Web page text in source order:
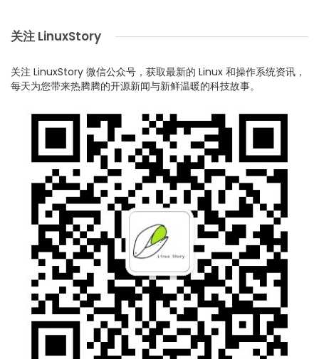
关注 LinuxStory
关注 LinuxStory 微信公众号，获取最新的 Linux 和操作系统资讯，
每天为您带来热腾腾的开源新闻与新鲜温暖的科技故事。